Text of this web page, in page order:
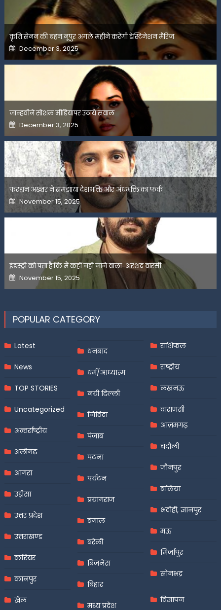
कृति सेनन की बहन नूपुर अगले महीने करेंगी डेस्टिनेशन मैरिज
Posted
on
December 3, 2025
जान्हवीने सोशल मीडियापर उठाये सवाल
Posted
on
December 3, 2025
फरहान अख्तर ने समझाया देशभक्ति और अंधभक्ति का फर्क
Posted
on
November 15, 2025
इंडस्ट्री को पता है कि मैं कहीं नहीं जाने वाला-अरशद वारसी
Posted
on
November 15, 2025
POPULAR CATEGORY
Latest
News
TOP STORIES
Uncategorized
अन्तर्राष्ट्रीय
अलीगढ़
आगरा
उड़ीसा
उत्तर प्रदेश
उत्तराखण्ड
करियर
कानपुर
खेल
धनबाद
धर्म/आध्यात्म
नयी दिल्ली
निविदा
पंजाब
पटना
पर्यटन
प्रयागराज
बंगाल
बरेली
बिजनेस
बिहार
मध्य प्रदेश
राशिफल
राष्ट्रीय
लखनऊ
वाराणसी
आज़मगढ़
चंदौली
जौनपुर
बलिया
भदोही, ज्ञानपुर
मऊ
मिर्जापुर
सोनभद्र
विज्ञापन